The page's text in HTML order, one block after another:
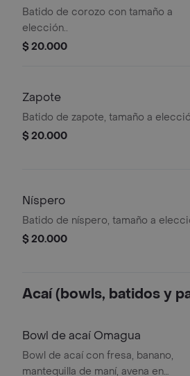
Batido de corozo con tamaño a
elección..
$ 20.000
Zapote
Batido de zapote, tamaño a
$ 20.000
Níspero
Batido de níspero, tamaño a
$ 20.000
Acaí (bowls, batidos y
Bowl de acaí Omagua
Bowl de acaí con fresa, banano,
mantequilla de maní, avena en